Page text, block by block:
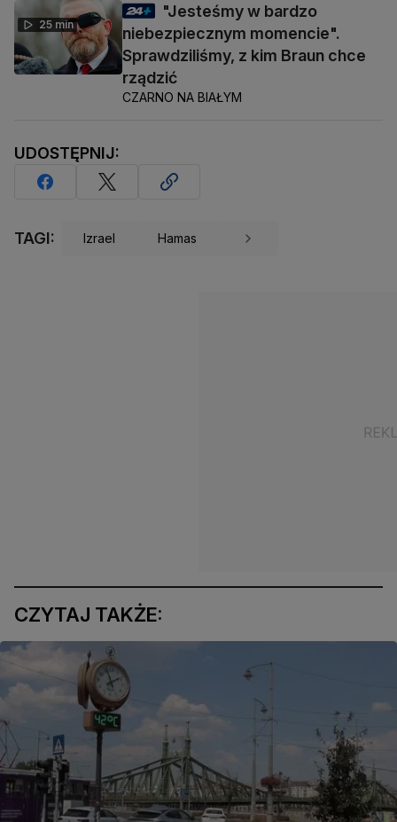
25 min
"Jesteśmy w bardzo
niebezpiecznym momencie".
Sprawdziliśmy, z kim Braun chce
rządzić
CZARNO NA BIAŁYM
UDOSTĘPNIJ:
TAGI: Izrael Hamas
CZYTAJ TAKŻE: